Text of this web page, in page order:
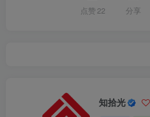
点赞 22 分享
知拾光